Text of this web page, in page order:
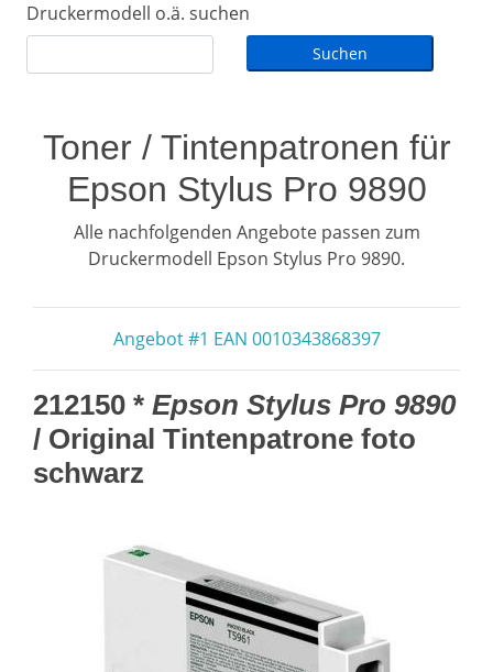
Druckermodell o.ä. suchen
Toner / Tintenpatronen für
Epson Stylus Pro 9890
Alle nachfolgenden Angebote passen zum
Druckermodell Epson Stylus Pro 9890.
Angebot #1 EAN 0010343868397
212150 * Epson Stylus Pro 9890
/ Original Tintenpatrone foto
schwarz